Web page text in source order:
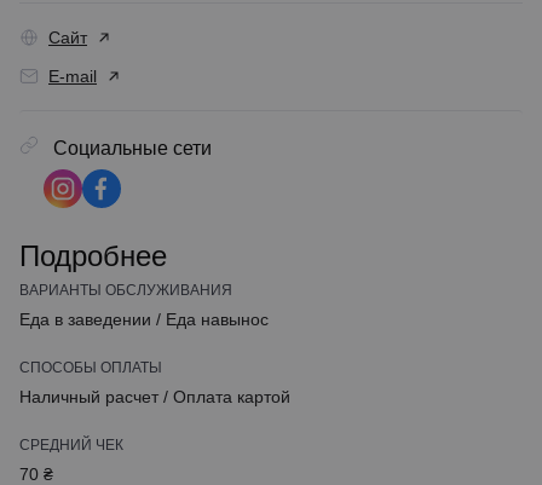
Сайт
E-mail
Социальные сети
Подробнее
ВАРИАНТЫ ОБСЛУЖИВАНИЯ
Еда в заведении / Еда навынос
СПОСОБЫ ОПЛАТЫ
Наличный расчет / Оплата картой
СРЕДНИЙ ЧЕК
70 ₴